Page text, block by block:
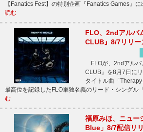
【Fanatics Fest】の特別企画『Fanatics Games』
読む
FLO、2ndアルバ
CLUB』8/7リリー
FLOが、2ndアルバ
CLUB』を8月7日に
タイトル曲「
最高位を記録したFLO単独名義のリード・シングル
む
福原みほ、ニュー
Blue」8/7配信リ